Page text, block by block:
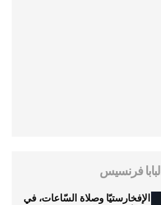
البابا فرنسيس
الإفخارستيّا وصلاة السّاعات، في